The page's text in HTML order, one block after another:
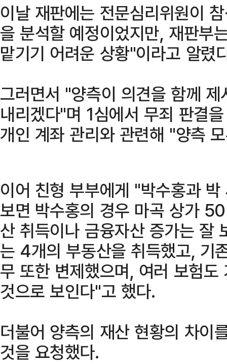
이날 재판에는 전문심리위원이
을 분석할 예정이었지만, 재판부
맡기기 어려운 상황"이라고 알렸
그러면서 "양측이 의견을 함께
내리겠다"며 1심에서 무죄 판결
개인 계좌 관리와 관련해 "양측
이어 친형 부부에게 "박수홍과
보면 박수홍의 경우 마곡 상가
산 취득이나 금융자산 증가는 잘
는 4개의 부동산을 취득했고, 기
무 또한 변제했으며, 여러 보험
것으로 보인다"고 했다.
더불어 양측의 재산 현황의 차이
것을 요청했다.